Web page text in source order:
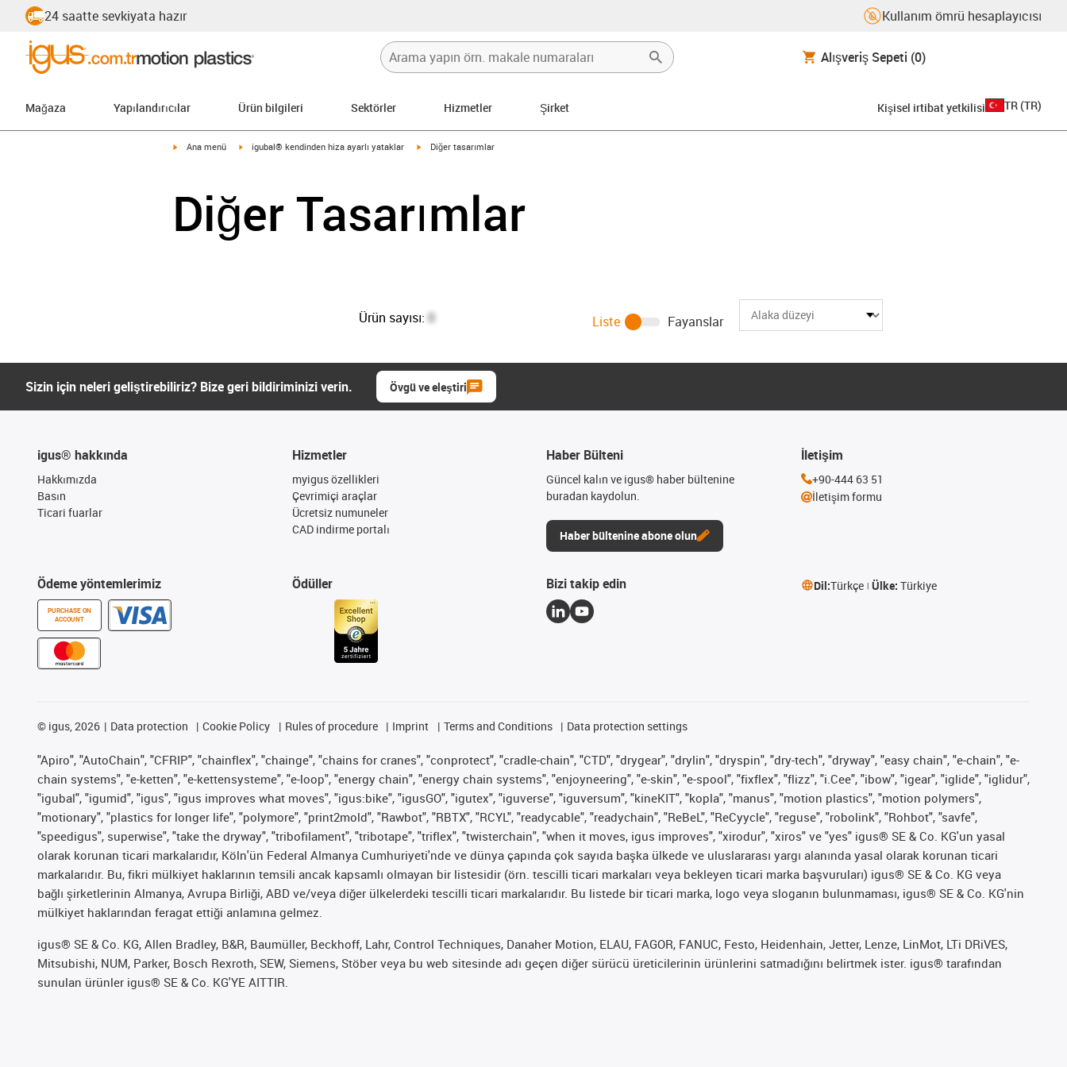
24 saatte sevkiyata hazır Kullanım ömrü hesaplayıcısı
Alışveriş Sepeti (0)
Mağaza Yapılandırıcılar Ürün bilgileri Sektörler Hizmetler Şirket Kişisel irtibat yetkilisi TR (TR)
igus-icon-arrow-right
Ana menü igus-icon-arrow-right
igubal® kendinden hiza ayarlı yataklar igus-icon-arrow-right
Diğer tasarımlar
Diğer Tasarımlar
Ürün sayısı: 0 Liste Fayanslar
Sizin için neleri geliştirebiliriz? Bize geri bildiriminizi verin. Övgü ve eleştiri
igus® hakkında
Hakkımızda
Basın
Ticari fuarlar
Ödeme yöntemlerimiz
PURCHASE ON
ACCOUNT
Hizmetler
myigus özellikleri
Çevrimiçi araçlar
Ücretsiz numuneler
CAD indirme portalı
Ödüller
Haber Bülteni
Güncel kalın ve igus® haber bültenine
buradan kaydolun.
Haber bültenine abone olun
İletişim
+90-444 63 51
İletişim formu
Bizi takip edin Dil:Türkçe Ülke: Türkiye
© igus, 2026 Data protection Cookie Policy Rules of procedure Imprint Terms and Conditions Data protection settings
"Apiro", "AutoChain", "CFRIP", "chainflex", "chainge", "chains for cranes", "conprotect", "cradle-chain", "CTD", "drygear", "drylin", "dryspin", "dry-tech", "dryway", "easy chain", "e-chain", "e-
chain systems", "e-ketten", "e-kettensysteme", "e-loop", "energy chain", "energy chain systems", "enjoyneering", "e-skin", "e-spool", "fixflex", "flizz", "i.Cee", "ibow", "igear", "iglide", "iglidur",
"igubal", "igumid", "igus", "igus improves what moves", "igus:bike", "igusGO", "igutex", "iguverse", "iguversum", "kineKIT", "kopla", "manus", "motion plastics", "motion polymers",
"motionary", "plastics for longer life", "polymore", "print2mold", "Rawbot", "RBTX", "RCYL", "readycable", "readychain", "ReBeL", "ReCyycle", "reguse", "robolink", "Rohbot", "savfe",
"speedigus", superwise", "take the dryway", "tribofilament", "tribotape", "triflex", "twisterchain", "when it moves, igus improves", "xirodur", "xiros" ve "yes" igus® SE & Co. KG'un yasal
olarak korunan ticari markalarıdır, Köln'ün Federal Almanya Cumhuriyeti'nde ve dünya çapında çok sayıda başka ülkede ve uluslararası yargı alanında yasal olarak korunan ticari
markalarıdır. Bu, fikri mülkiyet haklarının temsili ancak kapsamlı olmayan bir listesidir (örn. tescilli ticari markaları veya bekleyen ticari marka başvuruları) igus® SE & Co. KG veya
bağlı şirketlerinin Almanya, Avrupa Birliği, ABD ve/veya diğer ülkelerdeki tescilli ticari markalarıdır. Bu listede bir ticari marka, logo veya sloganın bulunmaması, igus® SE & Co. KG'nin
mülkiyet haklarından feragat ettiği anlamına gelmez.
igus® SE & Co. KG, Allen Bradley, B&R, Baumüller, Beckhoff, Lahr, Control Techniques, Danaher Motion, ELAU, FAGOR, FANUC, Festo, Heidenhain, Jetter, Lenze, LinMot, LTi DRiVES,
Mitsubishi, NUM, Parker, Bosch Rexroth, SEW, Siemens, Stöber veya bu web sitesinde adı geçen diğer sürücü üreticilerinin ürünlerini satmadığını belirtmek ister. igus® tarafından
sunulan ürünler igus® SE & Co. KG'YE AITTIR.